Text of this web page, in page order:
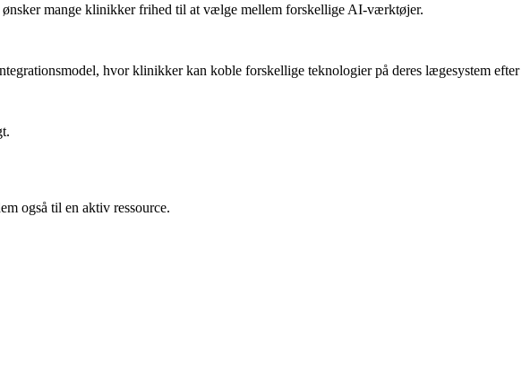
mange klinikker frihed til at vælge mellem forskellige AI-værktøjer.
hvor klinikker kan koble forskellige teknologier på deres lægesystem efter
også til en aktiv ressource.